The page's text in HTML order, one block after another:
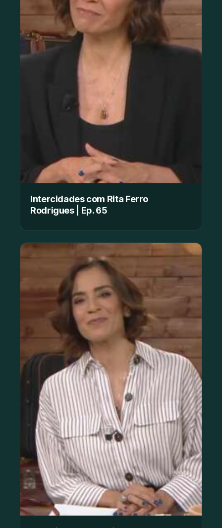
Intercidades com Rita Ferro
Rodrigues | Ep. 65